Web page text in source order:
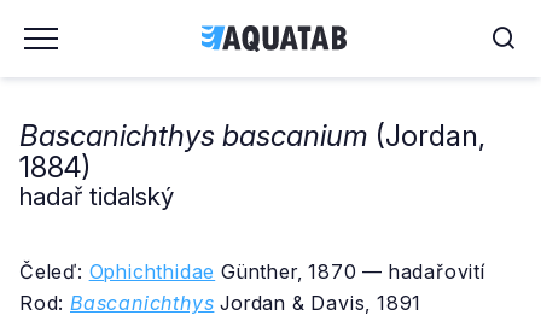
Bascanichthys bascanium (Jordan,
1884)
hadař tidalský
Čeleď: Ophichthidae Günther, 1870 — hadařovití
Rod: Bascanichthys Jordan & Davis, 1891